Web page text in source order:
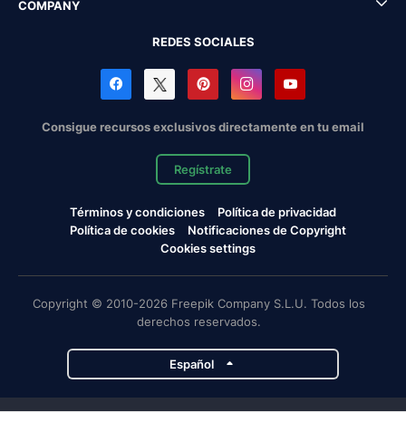
COMPANY
REDES SOCIALES
Consigue recursos exclusivos directamente en tu email
Regístrate
Términos y condiciones
Política de privacidad
Política de cookies
Notificaciones de Copyright
Cookies settings
Copyright © 2010-2026 Freepik Company S.L.U. Todos los
derechos reservados.
Español